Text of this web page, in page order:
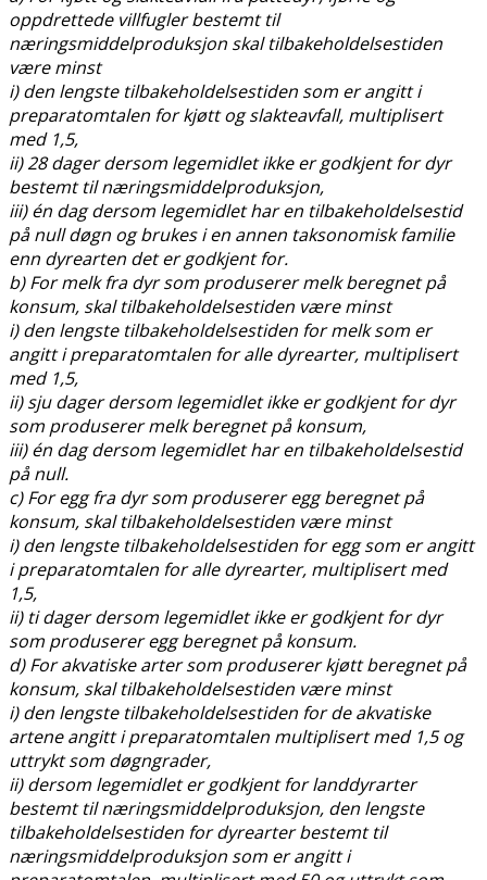
oppdrettede villfugler bestemt til
næringsmiddelproduksjon skal tilbakeholdelsestiden
være minst
i) den lengste tilbakeholdelsestiden som er angitt i
preparatomtalen for kjøtt og slakteavfall, multiplisert
med 1,5,
ii) 28 dager dersom legemidlet ikke er godkjent for dyr
bestemt til næringsmiddelproduksjon,
iii) én dag dersom legemidlet har en tilbakeholdelsestid
på null døgn og brukes i en annen taksonomisk familie
enn dyrearten det er godkjent for.
b) For melk fra dyr som produserer melk beregnet på
konsum, skal tilbakeholdelsestiden være minst
i) den lengste tilbakeholdelsestiden for melk som er
angitt i preparatomtalen for alle dyrearter, multiplisert
med 1,5,
ii) sju dager dersom legemidlet ikke er godkjent for dyr
som produserer melk beregnet på konsum,
iii) én dag dersom legemidlet har en tilbakeholdelsestid
på null.
c) For egg fra dyr som produserer egg beregnet på
konsum, skal tilbakeholdelsestiden være minst
i) den lengste tilbakeholdelsestiden for egg som er angitt
i preparatomtalen for alle dyrearter, multiplisert med
1,5,
ii) ti dager dersom legemidlet ikke er godkjent for dyr
som produserer egg beregnet på konsum.
d) For akvatiske arter som produserer kjøtt beregnet på
konsum, skal tilbakeholdelsestiden være minst
i) den lengste tilbakeholdelsestiden for de akvatiske
artene angitt i preparatomtalen multiplisert med 1,5 og
uttrykt som døgngrader,
ii) dersom legemidlet er godkjent for landdyrarter
bestemt til næringsmiddelproduksjon, den lengste
tilbakeholdelsestiden for dyrearter bestemt til
næringsmiddelproduksjon som er angitt i